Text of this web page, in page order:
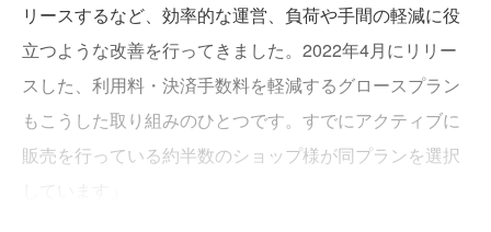
リースするなど、効率的な運営、負荷や手間の軽減に役
立つような改善を行ってきました。2022年4月にリリー
スした、利用料・決済手数料を軽減するグロースプラン
もこうした取り組みのひとつです。すでにアクティブに
販売を行っている約半数のショップ様が同プランを選択